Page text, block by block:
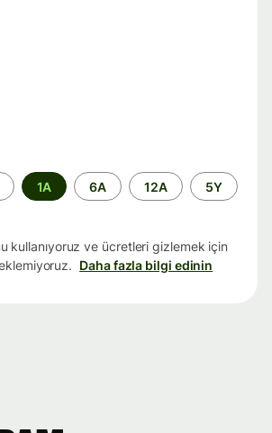
1A 6A 12A 5Y
kullanıyoruz ve ücretleri gizlemek için
Daha fazla bilgi edinin